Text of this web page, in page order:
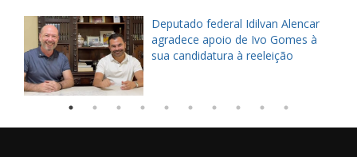
Deputado federal Idilvan Alencar
agradece apoio de Ivo Gomes à
sua candidatura à reeleição